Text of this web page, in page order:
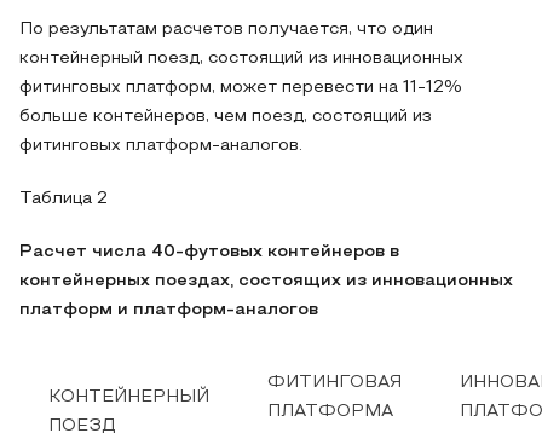
По результатам расчетов получается, что один
контейнерный поезд, состоящий из инновационных
фитинговых платформ, может перевести на 11-12%
больше контейнеров, чем поезд, состоящий из
фитинговых платформ-аналогов.
Таблица 2
Расчет числа 40-футовых контейнеров в
контейнерных поездах, состоящих из инновационных
платформ и платформ-аналогов
КОНТЕЙНЕРНЫЙ
ПОЕЗД
ФИТИНГОВАЯ
ПЛАТФОРМА